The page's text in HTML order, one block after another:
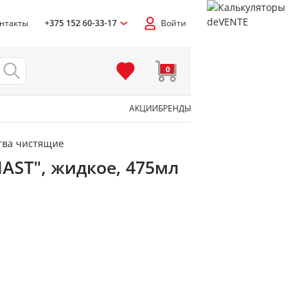
+375 152 60-33-17 Войти
0
АКЦИИБРЕНДЫ
чистящие
жидкое, 475мл